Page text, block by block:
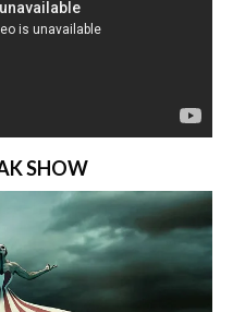
SHOW